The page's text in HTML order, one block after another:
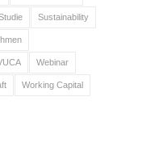
Sustainability
Webinar
Working Capital